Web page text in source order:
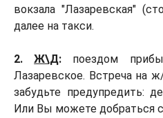
вокзала "Лазаревская"
далее на такси.
2.Ж\Д: поездом
Лазаревское. Встреча на
забудьте предупредить:
Или Вы можете добраться